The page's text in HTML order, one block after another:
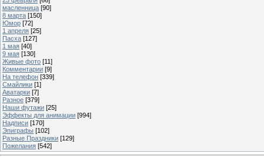
масленница [90]
8 марта [150]
Юмор [72]
1 апреля [25]
Пасха [127]
1 мая [40]
9 мая [130]
Живые фото [11]
Комментарии [9]
На телефон [339]
Смайлики [1]
Аватарки [7]
Разное [379]
Наши футажи [25]
Эффекты для анимации [994]
Надписи [170]
Эпиграфы [102]
Разные Праздники [129]
Пожелания [542]